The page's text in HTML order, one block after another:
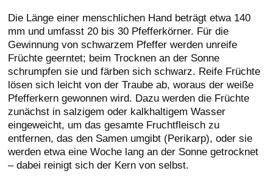
Die Länge einer menschlichen Hand beträgt etwa 140
mm und umfasst 20 bis 30 Pfefferkörner. Für die
Gewinnung von schwarzem Pfeffer werden unreife
Früchte geerntet; beim Trocknen an der Sonne
schrumpfen sie und färben sich schwarz. Reife Früchte
lösen sich leicht von der Traube ab, woraus der weiße
Pfefferkern gewonnen wird. Dazu werden die Früchte
zunächst in salzigem oder kalkhaltigem Wasser
eingeweicht, um das gesamte Fruchtfleisch zu
entfernen, das den Samen umgibt (Perikarp), oder sie
werden etwa eine Woche lang an der Sonne getrocknet
– dabei reinigt sich der Kern von selbst.